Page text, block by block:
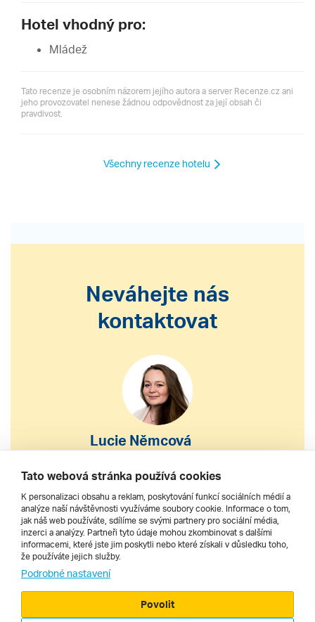
Hotel vhodný pro:
Mládež
Tato recenze je osobním názorem jejího autora a server Recenze.cz ani
jeho provozovatel nenese žádnou odpovědnost za její obsah či
pravdivost.
Všechny recenze hotelu
Neváhejte nás
kontaktovat
Lucie Němcová
S výběrem nebo nákupem
zájezdu vám pomohu
222 200 610
Tato webová stránka používá cookies
K personalizaci obsahu a reklam, poskytování funkcí sociálních médií a
analýze naší návštěvnosti využíváme soubory cookie. Informace o tom,
jak náš web používáte, sdílíme se svými partnery pro sociální média,
inzerci a analýzy. Partneři tyto údaje mohou zkombinovat s dalšími
informacemi, které jste jim poskytli nebo které získali v důsledku toho,
že používáte jejich služby.
Podrobné nastavení
Povolit